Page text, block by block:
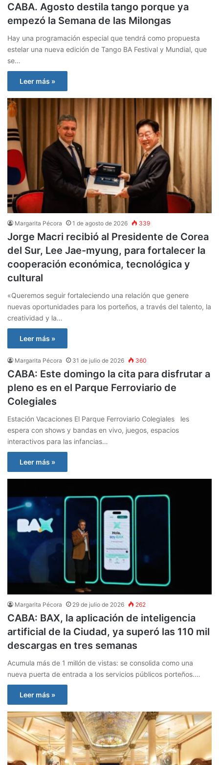
CABA. Agosto destila tango porque ya
empezó la Semana de las Milongas
Hay una programación especial que tendrá como propuesta
estelar una nueva edición de Tango BA Festival y Mundial, que
se…
Leer más »
Margarita Pécora 1 de agosto de 2026 339
Jorge Macri recibió al Presidente de Corea
del Sur, Lee Jae-myung, para fortalecer la
cooperación económica, tecnológica y
cultural
«Queremos seguir fortaleciendo una relación que genere
nuevas oportunidades para los porteños, a través del talento, la
creatividad y la…
Leer más »
Margarita Pécora 31 de julio de 2026 360
CABA: Este domingo la cita para disfrutar a
pleno es en el Parque Ferroviario de
Colegiales
Estación Vacaciones El Parque Ferroviario Colegiales les
espera con shows y bandas en vivo, juegos, espacios
interactivos para las infancias…
Leer más »
Margarita Pécora 29 de julio de 2026 262
CABA: BAX, la aplicación de inteligencia
artificial de la Ciudad, ya superó las 110 mil
descargas en tres semanas
Acumula más de 1 millón de vistas: se consolida como una
nueva puerta de entrada a los servicios públicos porteños.…
Leer más »